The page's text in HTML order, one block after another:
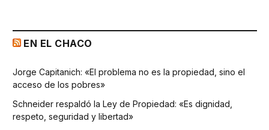
EN EL CHACO
Jorge Capitanich: «El problema no es la propiedad, sino el
acceso de los pobres»
Schneider respaldó la Ley de Propiedad: «Es dignidad,
respeto, seguridad y libertad»